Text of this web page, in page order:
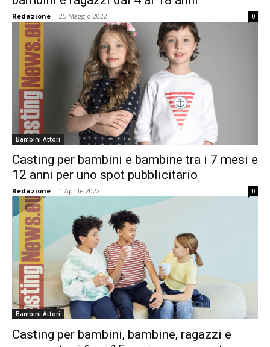
Redazione - 25 Maggio 2022 0
Bambini Attori
Casting per bambini e bambine tra i 7 mesi e
12 anni per uno spot pubblicitario
Redazione - 1 Aprile 2022 0
Bambini Attori
Casting per bambini, bambine, ragazzi e